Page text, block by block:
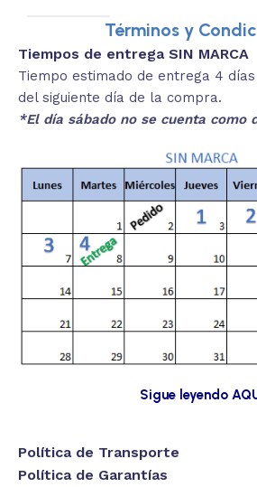
Términos y
Tiempos de entrega SIN MARCA
Tiempo estimado de entrega 4
del siguiente día de la compra.
*El día sábado no se cuenta como
Sigue leyendo
Política de Transporte
Política de Garantías